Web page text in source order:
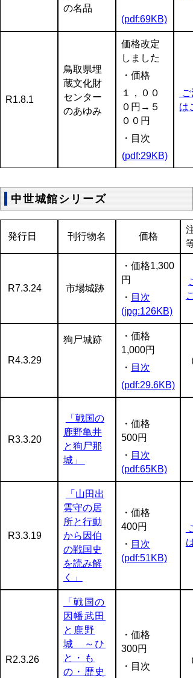
の名品
(pdf:69KB)
R1.8.1
鳥取県埋
蔵文化財
センター
のあゆみ
価格改定
しました
・価格
１，００
０円→５
００円
・目次
(pdf:29KB)
ご
は
中世城館シリーズ
発行日 刊行物名 価格
等
R7.3.24 市場城跡
・価格1,300
円
・ 目次
(jpg:126KB)
R4.3.29
狗尸城跡
・価格
1,000円
・ 目次
(pdf:29.6KB)
R3.3.20
「戦国の
鹿野亀井
と狗尸那
城」
・価格
500円
・ 目次
(pdf:65KB)
R3.3.19
「山田出
雲守の居
所と行動
から因伯
の戦国史
を読み解
く」
・価格
400円
・ 目次
(pdf:51KB)
R2.3.26
「戦国の
因幡武田
と鹿野
城 ～ひ
と・も
の・歴史
・価格
300円
・目次